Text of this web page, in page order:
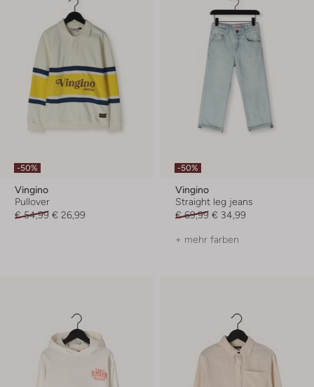
-50%
Vingino
Pullover
€ 54,99 € 26,99
-50%
Vingino
Straight leg jeans
€ 69,99 € 34,99
+ mehr farben